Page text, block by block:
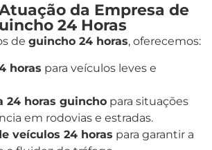
da Empresa de
24 Horas
de guincho 24 horas, oferecemos:
horas para veículos leves e
24 horas guincho para situações
em rodovias e estradas.
veículos 24 horas para garantir a